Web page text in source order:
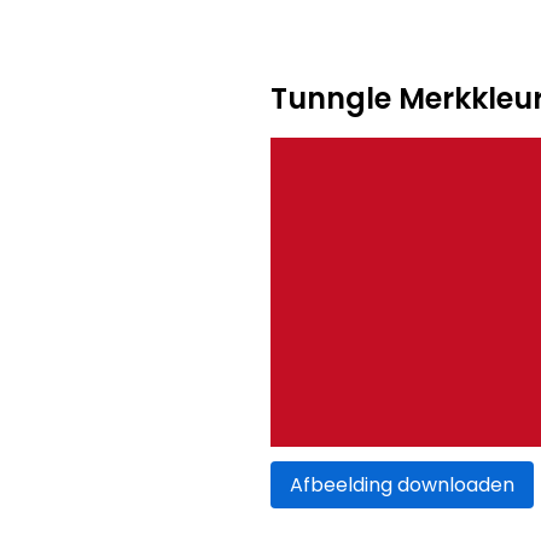
Tunngle
Afbeelding downloaden